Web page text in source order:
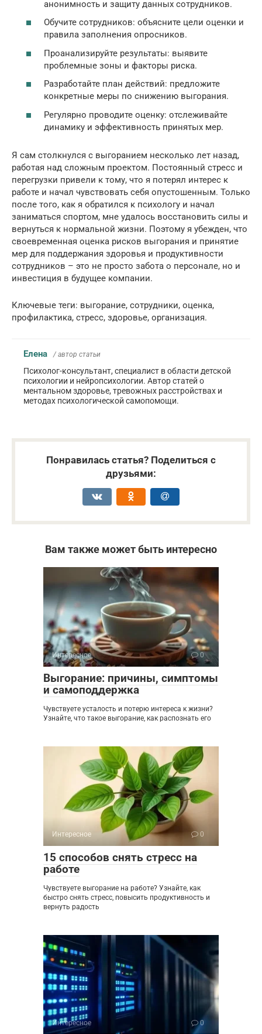
анонимность и защиту данных сотрудников.
Обучите сотрудников: объясните цели оценки и
правила заполнения опросников.
Проанализируйте результаты: выявите
проблемные зоны и факторы риска.
Разработайте план действий: предложите
конкретные меры по снижению выгорания.
Регулярно проводите оценку: отслеживайте
динамику и эффективность принятых мер.
Я сам столкнулся с выгоранием несколько лет назад,
работая над сложным проектом. Постоянный стресс и
перегрузки привели к тому, что я потерял интерес к
работе и начал чувствовать себя опустошенным. Только
после того, как я обратился к психологу и начал
заниматься спортом, мне удалось восстановить силы и
вернуться к нормальной жизни. Поэтому я убежден, что
своевременная оценка рисков выгорания и принятие
мер для поддержания здоровья и продуктивности
сотрудников – это не просто забота о персонале, но и
инвестиция в будущее компании.
Ключевые теги: выгорание, сотрудники, оценка,
профилактика, стресс, здоровье, организация.
Елена / автор статьи
Психолог-консультант, специалист в области детской
психологии и нейропсихологии. Автор статей о
ментальном здоровье, тревожных расстройствах и
методах психологической самопомощи.
Понравилась статья? Поделиться с
друзьями:
Вам также может быть интересно
Интересное 0
Выгорание: причины, симптомы
и самоподдержка
Чувствуете усталость и потерю интереса к жизни?
Узнайте, что такое выгорание, как распознать его
Интересное 0
15 способов снять стресс на
работе
Чувствуете выгорание на работе? Узнайте, как
быстро снять стресс, повысить продуктивность и
вернуть радость
Интересное 0